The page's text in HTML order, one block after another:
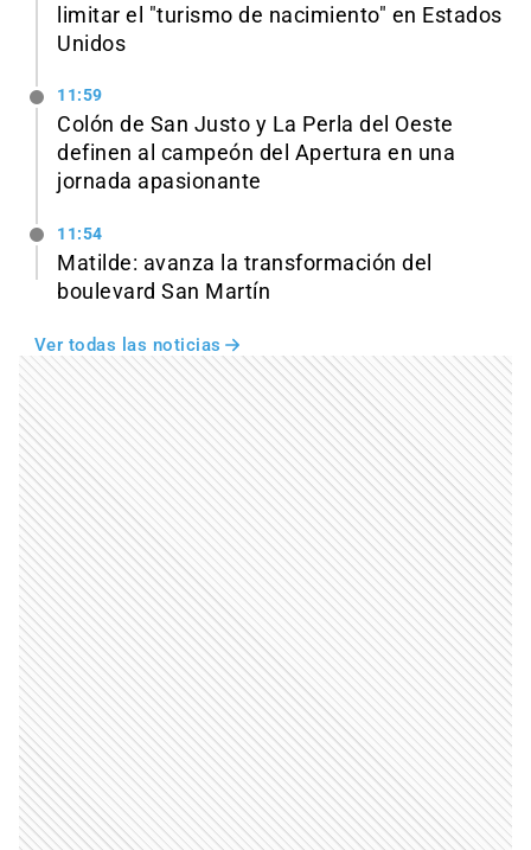
limitar el "turismo de nacimiento" en Estados
Unidos
11:59
Colón de San Justo y La Perla del Oeste
definen al campeón del Apertura en una
jornada apasionante
11:54
Matilde: avanza la transformación del
boulevard San Martín
Ver todas las noticias